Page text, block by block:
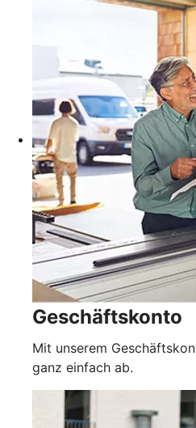
Geschäftskonto
Mit unserem
ganz einfach ab.